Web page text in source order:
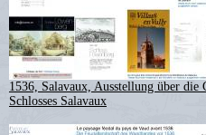
1536, Salavaux, Ausstellung über die
Schlosses Salavaux